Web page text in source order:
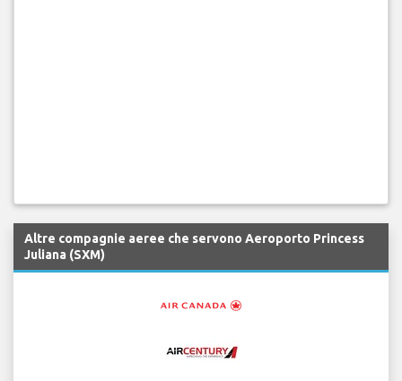
Altre compagnie aeree che servono Aeroporto Princess
Juliana (SXM)